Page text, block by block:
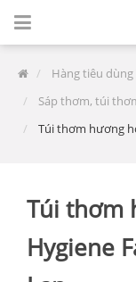
Hàng tiêu dùng
Sáp thơm, túi
Túi thơm hương
Túi thơm
Hygiene